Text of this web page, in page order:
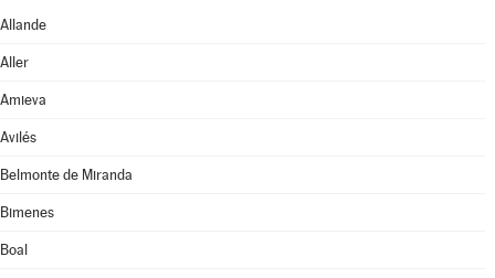
Allande
Aller
Amieva
Avilés
Belmonte de Miranda
Bimenes
Boal